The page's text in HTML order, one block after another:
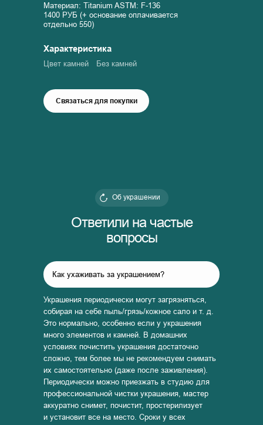
Связаться для покупки
Характеристика
Материал: Titanium ASTM: F-136
1400 РУБ (+ основание оплачивается
отдельно 550)
Без камней
Цвет камней
Ответили на частые
вопросы
Об украшении
Как ухаживать за украшением?
Украшения периодически могут загрязняться,
собирая на себе пыль/грязь/кожное сало и т. д.
Это нормально, особенно если у украшения
много элементов и камней. В домашних
условиях почистить украшения достаточно
сложно, тем более мы не рекомендуем снимать
их самостоятельно (даже после заживления).
Периодически можно приезжать в студию для
профессиональной чистки украшения, мастер
аккуратно снимет, почистит, простерилизует
и установит все на место. Сроки у всех